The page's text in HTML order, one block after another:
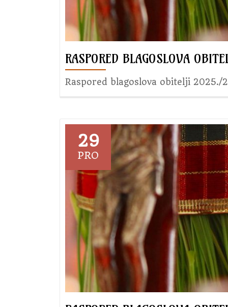
RASPORED BLAGOSLOVA
Raspored blagoslova obitelji 2025./
29
PRO